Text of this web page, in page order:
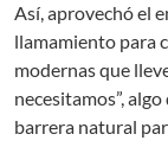
Así, aprovechó el
llamamiento para
modernas que
necesitamos”,
barrera natural